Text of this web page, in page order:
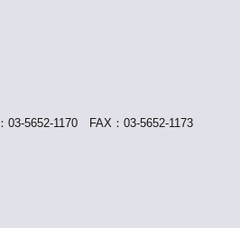
5652-1170 FAX：03-5652-1173